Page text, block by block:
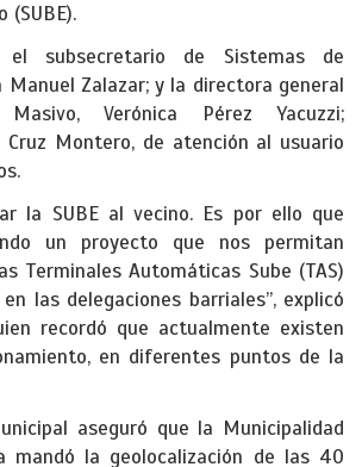
(SUBE).
subsecretario de Sistemas de
Manuel Zalazar; y la directora general
Verónica Pérez Yacuzzi;
Cruz Montero, de atención al usuario
la SUBE al vecino. Es por ello que
un proyecto que nos permitan
Terminales Automáticas Sube (TAS)
las delegaciones barriales”, explicó
recordó que actualmente existen
en diferentes puntos de la
aseguró que la Municipalidad
mandó la geolocalización de las 40